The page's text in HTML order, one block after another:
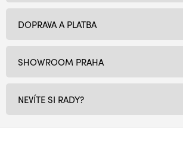
SHOWROOM PRAHA
NEVÍTE SI RADY?
DOPRAVA A PLATBA